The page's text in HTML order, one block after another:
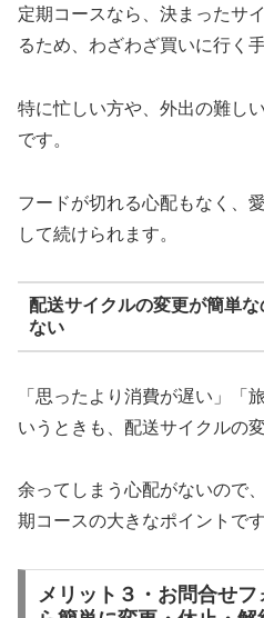
定期コースなら、決まったサ
るため、わざわざ買いに行く
特に忙しい方や、外出の難し
です。
フードが切れる心配もなく、
して続けられます。
配送サイクルの変更が簡単
ない
「思ったより消費が遅い」「
いうときも、配送サイクルの
余ってしまう心配がないので
期コースの大きなポイントです
メリット３・お問合せ